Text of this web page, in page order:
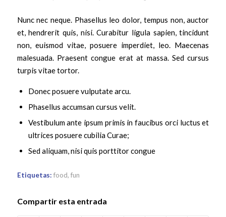
Nunc nec neque. Phasellus leo dolor, tempus non, auctor
et, hendrerit quis, nisi. Curabitur ligula sapien, tincidunt
non, euismod vitae, posuere imperdiet, leo. Maecenas
malesuada. Praesent congue erat at massa. Sed cursus
turpis vitae tortor.
Donec posuere vulputate arcu.
Phasellus accumsan cursus velit.
Vestibulum ante ipsum primis in faucibus orci luctus et
ultrices posuere cubilia Curae;
Sed aliquam, nisi quis porttitor congue
Etiquetas: food, fun
Compartir esta entrada